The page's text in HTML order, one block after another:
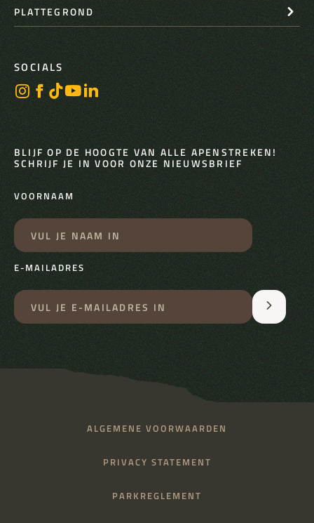
PLATTEGROND
SOCIALS
BLIJF OP DE HOOGTE VAN ALLE APENSTREKEN!
SCHRIJF JE IN VOOR ONZE NIEUWSBRIEF
VOORNAAM
E-MAILADRES
ALGEMENE VOORWAARDEN
PRIVACY STATEMENT
PARKREGLEMENT